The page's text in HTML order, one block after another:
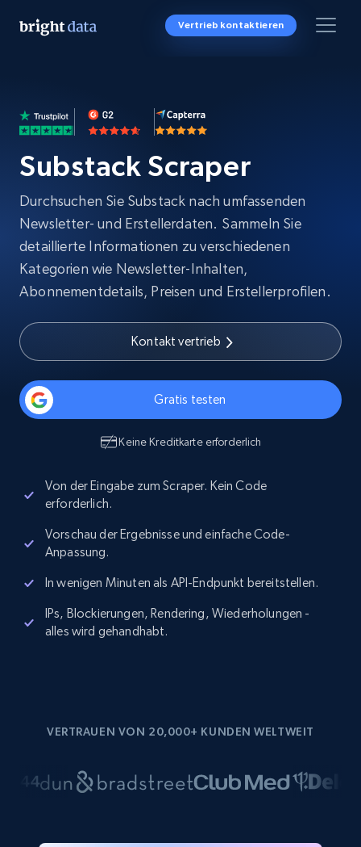
Vertrieb kontaktieren
Substack Scraper
Durchsuchen Sie Substack nach umfassenden
Newsletter- und Erstellerdaten. Sammeln Sie
detaillierte Informationen zu verschiedenen
Kategorien wie Newsletter-Inhalten,
Abonnementdetails, Preisen und Erstellerprofilen.
Kontakt vertrieb
Gratis testen
Keine Kreditkarte erforderlich
Von der Eingabe zum Scraper. Kein Code
erforderlich.
Vorschau der Ergebnisse und einfache Code-
Anpassung.
In wenigen Minuten als API-Endpunkt bereitstellen.
IPs, Blockierungen, Rendering, Wiederholungen -
alles wird gehandhabt.
VERTRAUEN VON 20,000+ KUNDEN WELTWEIT